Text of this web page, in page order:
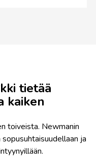
tietää
kaiken
toiveista. Newmanin
ja